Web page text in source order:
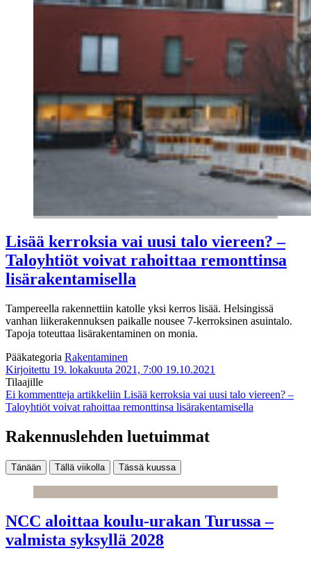
Lisää kerroksia vai uusi talo viereen? –
Taloyhtiöt voivat rahoittaa remonttinsa
lisärakentamisella
Tampereella rakennettiin katolle yksi kerros lisää. Helsingissä
vanhan liikerakennuksen paikalle nousee 7-kerroksinen asuintalo.
Tapoja toteuttaa lisärakentaminen on monia.
Pääkategoria Rakentaminen
Kirjoitettu 19. lokakuuta 2021, 7:00 19.10.2021
Tilaajille
Ei kommentteja artikkeliin Lisää kerroksia vai uusi talo viereen? –
Taloyhtiöt voivat rahoittaa remonttinsa lisärakentamisella
Rakennuslehden luetuimmat
Tänään Tällä viikolla Tässä kuussa
NCC aloittaa koulu-urakan Turussa –
valmista syksyllä 2028